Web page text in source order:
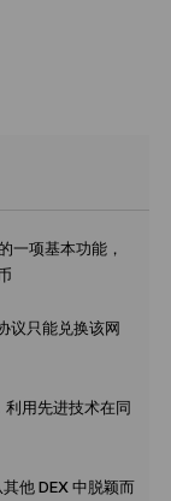
一项基本功能，
议只能兑换该网
用先进技术在同
他 DEX 中脱颖而